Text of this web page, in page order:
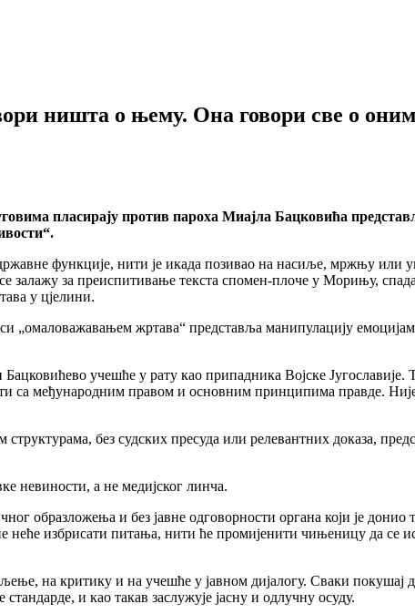
ништа о њему. Она говори све о
пласирају против пароха Миајла Бацковића
функције, нити је икада позивао на насиље, мржњу или
залажу за преиспитивање текста спомен-плоче у Морињу,
у цјелини.
„омаловажавањем жртава“ представља манипулацију
учешће у рату као припадника Војске
са међународним правом и основним принципима правде.
без судских пресуда или релевантних доказа,
невиности, а не медијског линча.
образложења и без јавне одговорности органа који је
неће избрисати питања, нити ће промијенити чињеницу да се
на критику и на учешће у јавном дијалогу. Сваки покушај
и као такав заслужује јасну и одлучну осуду.